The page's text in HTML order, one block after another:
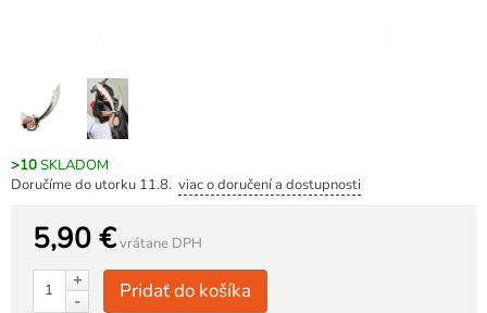
>10SKLADOM
Doručíme do utorku 11.8. viac o doručení a dostupnosti
5,90 €vrátane DPH
+
-
Pridať do košíka